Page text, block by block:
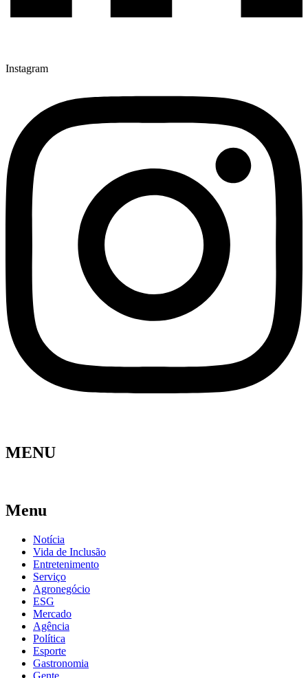
Instagram
MENU
Menu
Notícia
Vida de Inclusão
Entretenimento
Serviço
Agronegócio
ESG
Mercado
Agência
Política
Esporte
Gastronomia